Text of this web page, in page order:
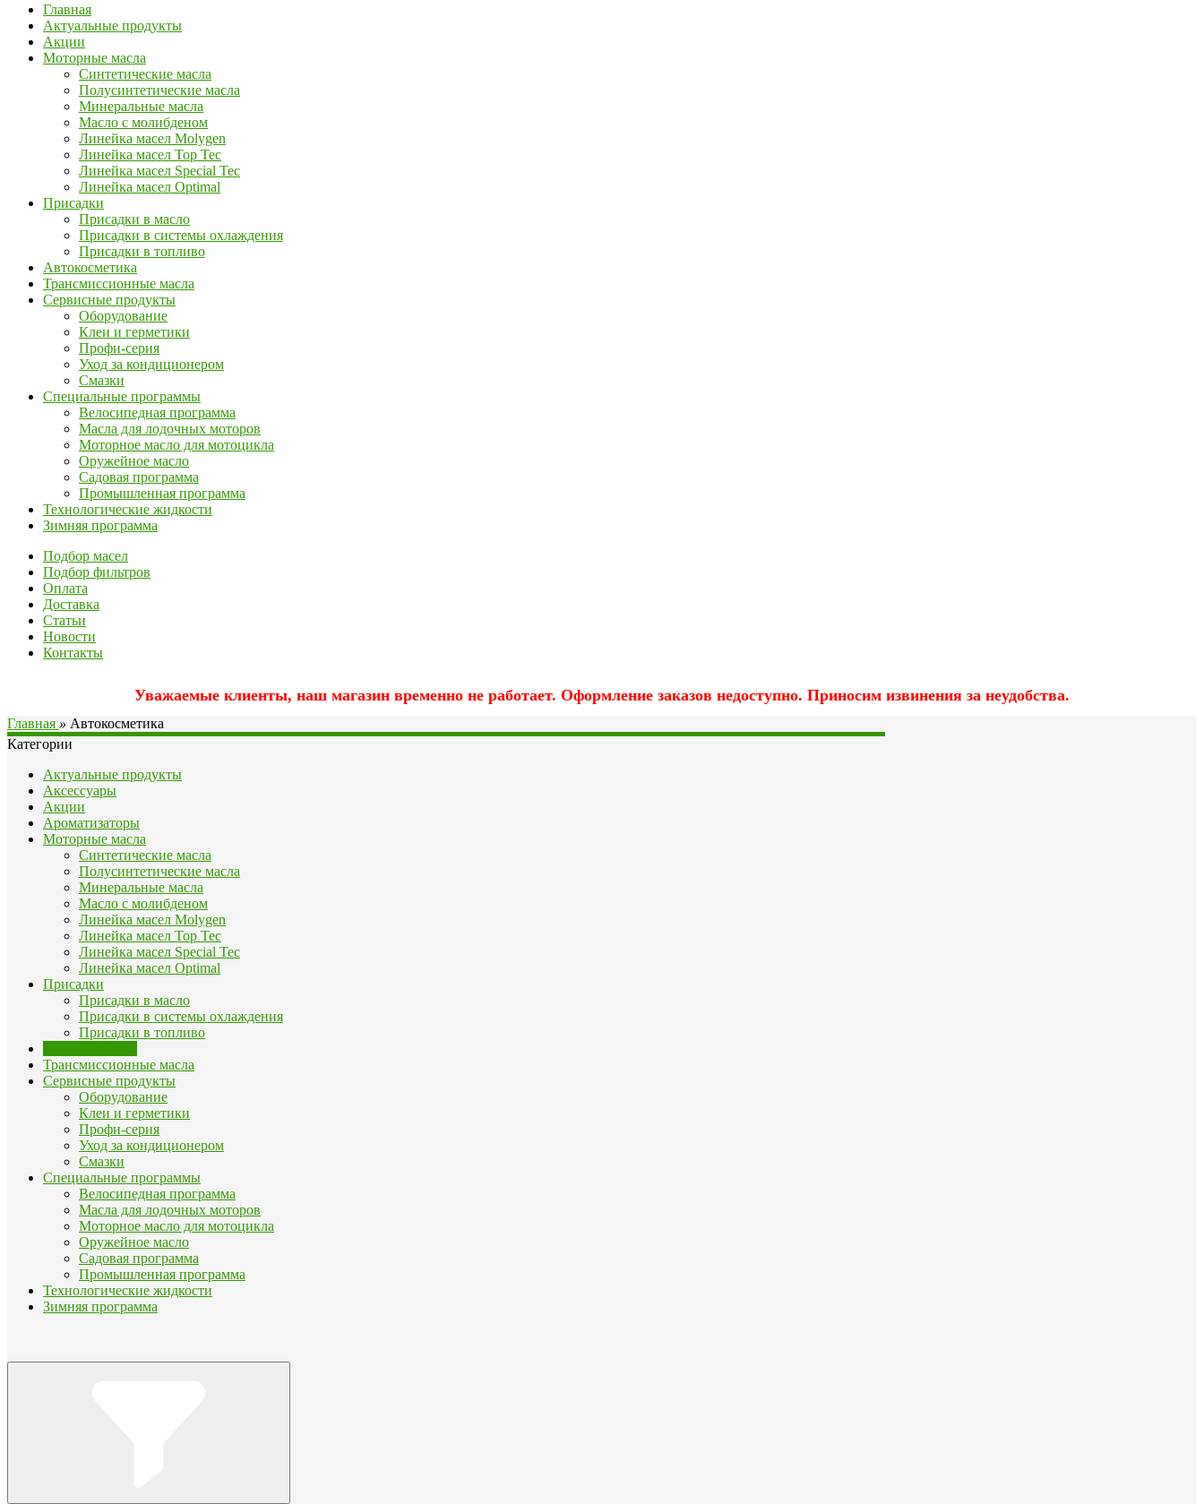
Главная
Актуальные продукты
Акции
Моторные масла
Синтетические масла
Полусинтетические масла
Минеральные масла
Масло с молибденом
Линейка масел Molygen
Линейка масел Top Tec
Линейка масел Special Tec
Линейка масел Optimal
Присадки
Присадки в масло
Присадки в системы охлаждения
Присадки в топливо
Автокосметика
Трансмиссионные масла
Сервисные продукты
Оборудование
Клеи и герметики
Профи-серия
Уход за кондиционером
Смазки
Специальные программы
Велосипедная программа
Масла для лодочных моторов
Моторное масло для мотоцикла
Оружейное масло
Садовая программа
Промышленная программа
Технологические жидкости
Зимняя программа
Подбор масел
Подбор фильтров
Оплата
Доставка
Статьи
Новости
Контакты
Уважаемые клиенты, наш магазин временно не работает. Оформление заказов недоступно. Приносим извинения за неудобства.
Главная » Автокосметика
Категории
Актуальные продукты
Аксессуары
Акции
Ароматизаторы
Моторные масла
Синтетические масла
Полусинтетические масла
Минеральные масла
Масло с молибденом
Линейка масел Molygen
Линейка масел Top Tec
Линейка масел Special Tec
Линейка масел Optimal
Присадки
Присадки в масло
Присадки в системы охлаждения
Присадки в топливо
Трансмиссионные масла
Сервисные продукты
Оборудование
Клеи и герметики
Профи-серия
Уход за кондиционером
Смазки
Специальные программы
Велосипедная программа
Масла для лодочных моторов
Моторное масло для мотоцикла
Оружейное масло
Садовая программа
Промышленная программа
Технологические жидкости
Зимняя программа